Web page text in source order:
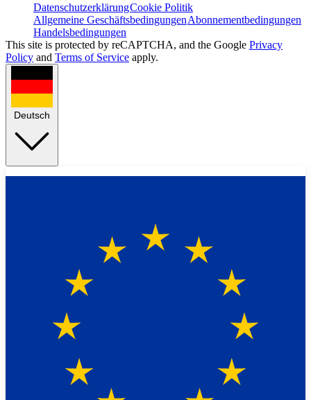
DatenschutzerklärungCookie Politik
Allgemeine GeschäftsbedingungenAbonnementbedingungen
Handelsbedingungen
This site is protected by reCAPTCHA, and the Google Privacy
Policy and Terms of Service apply.
Deutsch